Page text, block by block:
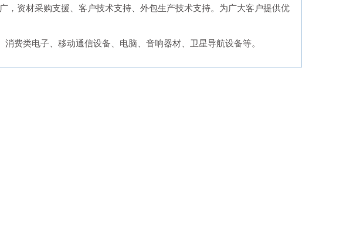
，资材采购支援、客户技术支持、外包生产技术支持。为广大客户提供优
费类电子、移动通信设备、电脑、音响器材、卫星导航设备等。